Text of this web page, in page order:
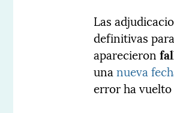
Las
definitivas
aparecieron
unanueva
error ha